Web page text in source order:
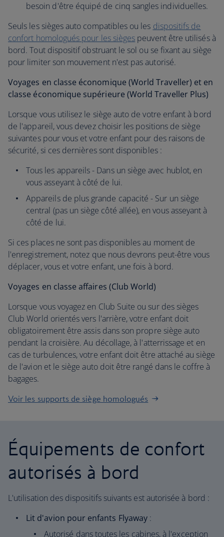
besoin d'être équipé de cinq sangles individuelles.
Seuls les sièges auto compatibles ou les dispositifs de
confort homologués pour les sièges peuvent être utilisés à
bord. Tout dispositif obstruant le sol ou se fixant au siège
pour limiter son mouvement n'est pas autorisé.
Voyages en classe économique (World Traveller) et en
classe économique supérieure (World Traveller Plus)
Lorsque vous utilisez le siège auto de votre enfant à bord
de l'appareil, vous devez choisir les positions de siège
suivantes pour vous et votre enfant pour des raisons de
sécurité, si ces dernières sont disponibles :
Tous les appareils - Dans un siège avec hublot, en
vous asseyant à côté de lui.
Appareils de plus grande capacité - Sur un siège
central (pas un siège côté allée), en vous asseyant à
côté de lui.
Si ces places ne sont pas disponibles au moment de
l'enregistrement, notez que nous devrons peut-être vous
déplacer, vous et votre enfant, une fois à bord.
Voyages en classe affaires (Club World)
Lorsque vous voyagez en Club Suite ou sur des sièges
Club World orientés vers l'arrière, votre enfant doit
obligatoirement être assis dans son propre siège auto
pendant la croisière. Au décollage, à l'atterrissage et en
cas de turbulences, votre enfant doit être attaché au siège
de l'avion et le siège auto doit être rangé dans le coffre à
bagages.
Voir les supports de siège homologués
Équipements de confort
autorisés à bord
L'utilisation des dispositifs suivants est autorisée à bord :
Lit d'avion pour enfants Flyaway :
Autorisé dans toutes les cabines, à l'exception